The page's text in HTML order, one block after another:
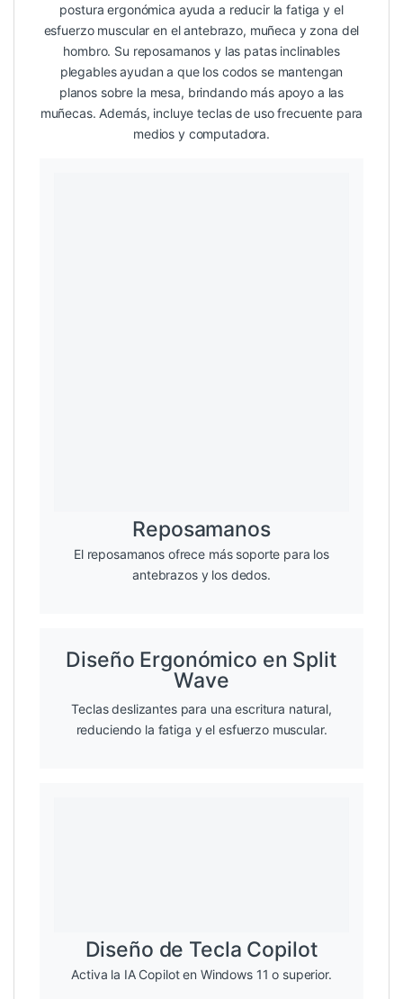
postura ergonómica ayuda a reducir la fatiga y el
esfuerzo muscular en el antebrazo, muñeca y zona del
hombro. Su reposamanos y las patas inclinables
plegables ayudan a que los codos se mantengan
planos sobre la mesa, brindando más apoyo a las
muñecas. Además, incluye teclas de uso frecuente para
medios y computadora.
Reposamanos
El reposamanos ofrece más soporte para los
antebrazos y los dedos.
Diseño Ergonómico en Split
Wave
Teclas deslizantes para una escritura natural,
reduciendo la fatiga y el esfuerzo muscular.
Diseño de Tecla Copilot
Activa la IA Copilot en Windows 11 o superior.